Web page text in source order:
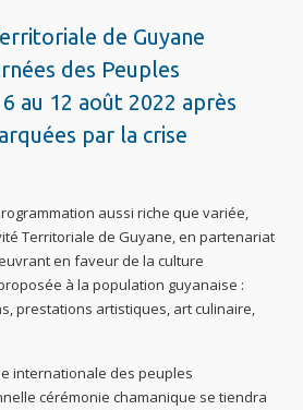
de Guyane
des Peuples
au 12 août 2022 après
par la crise
aussi riche que variée,
Territoriale de Guyane, en partenariat
en faveur de la culture
à la population guyanaise :
prestations artistiques, art culinaire,
internationale des peuples
cérémonie chamanique se tiendra